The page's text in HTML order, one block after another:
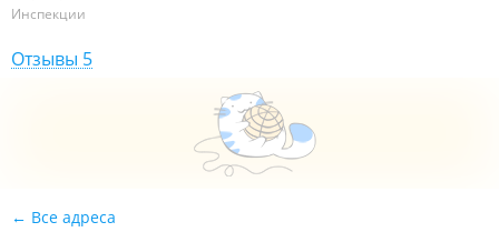
Инспекции
Отзывы 5
Все адреса